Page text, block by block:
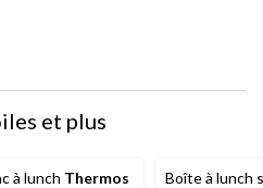
et plus
à lunch Thermos
Boîte à lunch